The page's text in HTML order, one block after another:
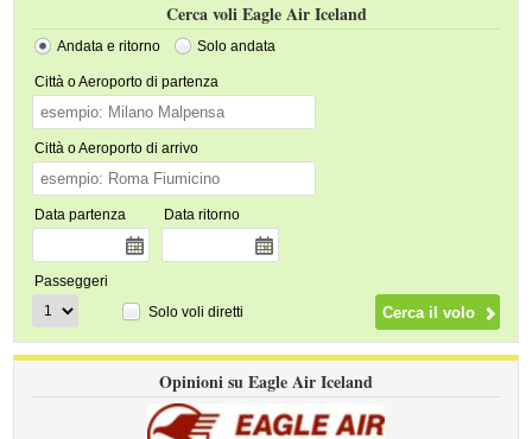
Cerca voli Eagle Air Iceland
Andata e ritorno Solo andata
Città o Aeroporto di partenza
Città o Aeroporto di arrivo
Data partenza Data ritorno
Passeggeri
Solo voli diretti
Opinioni su Eagle Air Iceland